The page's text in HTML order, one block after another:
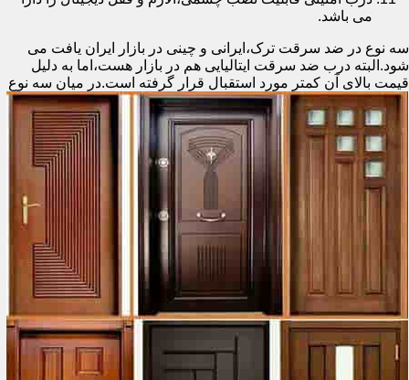
می باشد.
سه نوع در ضد سرقت ترک،ایرانی و چینی در بازار ایران یافت می
شود.البته درب ضد سرقت ایتالیایی هم در بازار هست،اما به دلیل
قیمت بالای آن کمتر مورد استقبال قرار گرفته است.در میان سه نوع